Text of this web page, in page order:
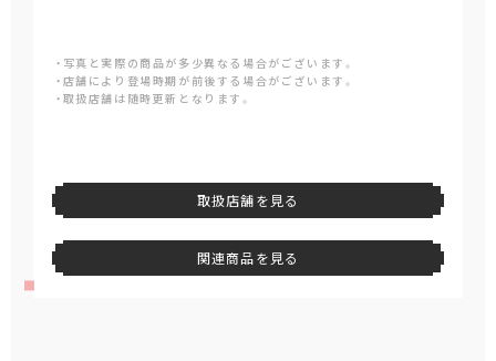
・写真と実際の商品が多少異なる場合がございます。
・店舗により登場時期が前後する場合がございます。
・取扱店舗は随時更新となります。
取扱店舗を見る
関連商品を見る